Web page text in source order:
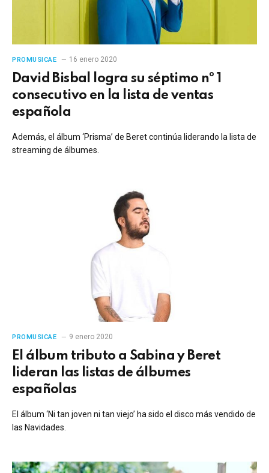
PROMUSICAE 16 enero 2020
David Bisbal logra su séptimo nº 1
consecutivo en la lista de ventas
española
Además, el álbum ‘Prisma’ de Beret continúa liderando la lista de
streaming de álbumes.
PROMUSICAE 9 enero 2020
El álbum tributo a Sabina y Beret
lideran las listas de álbumes
españolas
El álbum ‘Ni tan joven ni tan viejo’ ha sido el disco más vendido de
las Navidades.